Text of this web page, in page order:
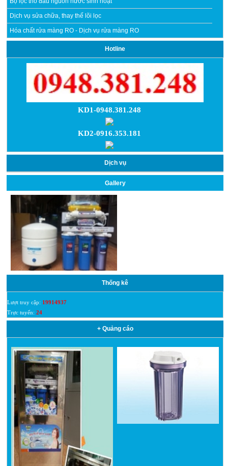
Dịch vụ sửa chữa, thay thế lõi lọc
Hóa chất rửa màng RO - Dịch vụ rửa màng RO
Hotline
KD1-0948.381.248
KD2-0916.353.181
Dịch vụ
Gallery
Thống kê
Lượt truy cập: 19914937
Trực tuyến: 24
+ Quảng cáo